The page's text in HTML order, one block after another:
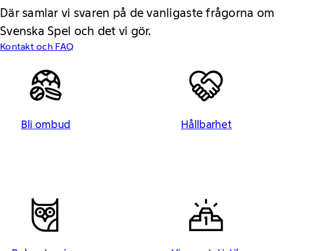
Där samlar vi svaren på de vanligaste frågorna om
Svenska Spel och det vi gör.
Kontakt och FAQ
Bli ombud Hållbarhet